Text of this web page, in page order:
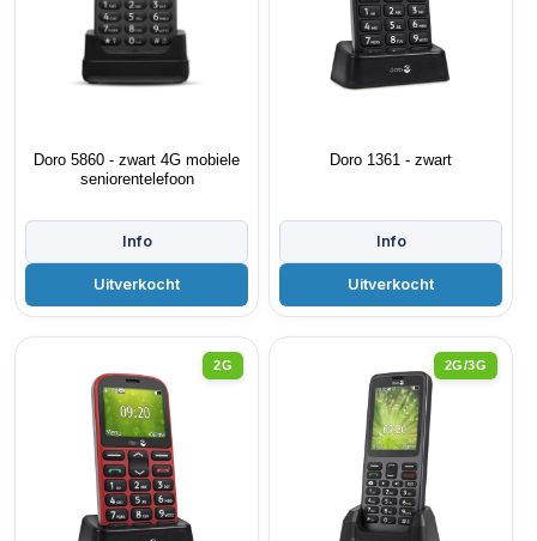
Doro 5860 - zwart 4G mobiele
seniorentelefoon
Doro 1361 - zwart
2G 2G/3G